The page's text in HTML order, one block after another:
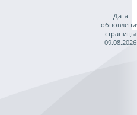
Дата
страницы
09.08.2026